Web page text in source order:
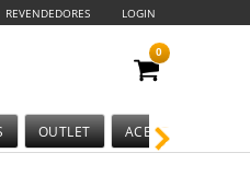
REVENDEDORES LOGIN
0
OUTLET ACESSÓRIOS